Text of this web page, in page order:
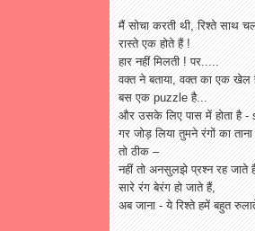
मैं सोचा करती थी, रिश्ते साथ
रास्ते एक होते हैं !
हार नहीं मिलती ! पर.....
वक्त ने बताया, वक्त का एक खेल
बस एक puzzle है...
और उसके लिए पास में होता है -
गर जोड़ लिया तुमने रंगों का ताना
तो ठीक –
नहीं तो अनसुलझे प्रश्न रह जाते
सारे रंग बेरंग हो जाते हैं,
अब जाना - ये रिश्ते हमें बहुत